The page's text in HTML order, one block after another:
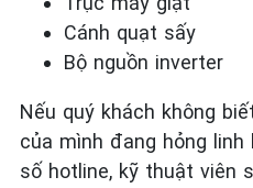
Cánh quạt sấy
Bộ nguồn inverter
Nếu quý khách không
của mình đang hỏng
số hotline, kỹ thuật viên